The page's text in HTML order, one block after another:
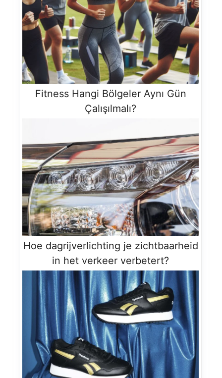
Fitness Hangi Bölgeler Aynı Gün
Çalışılmalı?
Hoe dagrijverlichting je zichtbaarheid
in het verkeer verbetert?